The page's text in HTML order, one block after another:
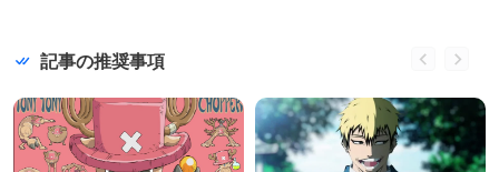
記事の推奨事項